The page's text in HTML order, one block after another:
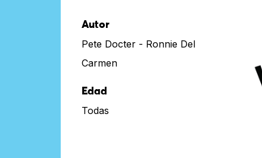
Autor
Pete Docter - Ronnie Del
Carmen
Edad
Todas